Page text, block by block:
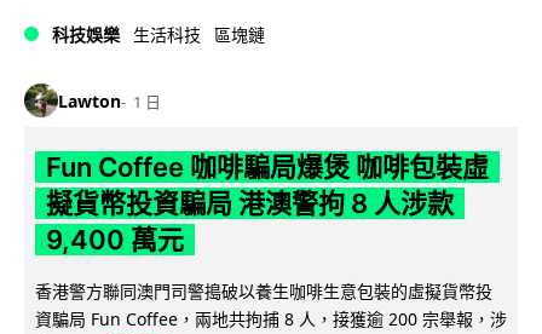
科技娛樂 生活科技 區塊鏈
Lawton 1 日
Fun Coffee 咖啡騙局爆煲 咖啡包裝虛
擬貨幣投資騙局 港澳警拘 8 人涉款
9,400 萬元
香港警方聯同澳門司警搗破以養生咖啡生意包裝的虛擬貨幣投
資騙局 Fun Coffee，兩地共拘捕 8 人，接獲逾 200 宗舉報，涉